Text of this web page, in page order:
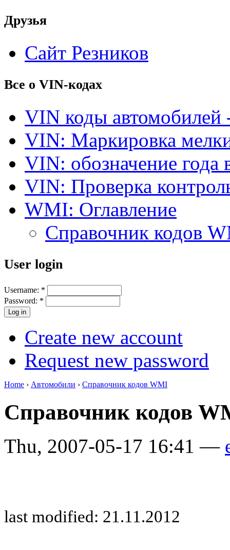
Друзья
Сайт Резников
Все о VIN-кодах
VIN коды автомобилей
VIN: Маркировка
VIN: обозначение года
VIN: Проверка
WMI: Оглавление
Справочник кодов
User login
Username: *
Password: *
Create new account
Request new password
Home › Автомобили › Справочник кодов WMI
Справочник кодов
Thu, 2007-05-17 16:41 —
last modified: 21.11.2012